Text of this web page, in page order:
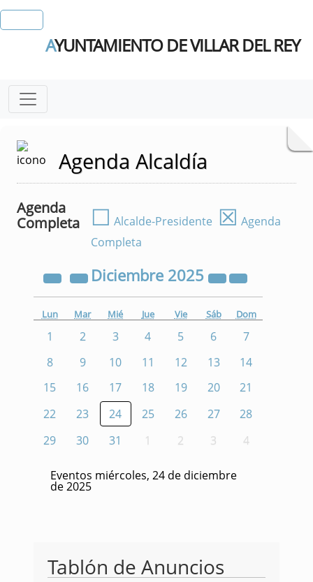
AYUNTAMIENTO DE VILLAR DEL REY
Agenda Alcaldía
Agenda
Completa
☐ Alcalde-Presidente ☒ Agenda
Completa
Diciembre 2025
Lun Mar Mié Jue Vie Sáb Dom
1 2 3 4 5 6
7
8
9 10 11 12 13
14
15
16 17 18 19 20
21
22
23 24 25 26 27
28
29
30 31 1 2 3 4
Eventos miércoles, 24 de diciembre
de 2025
Tablón de Anuncios